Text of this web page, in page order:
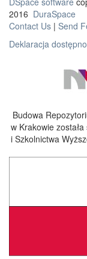
2016 DuraSpace
Contact Us | Send
Deklaracja
Budowa
w Krakowie
i Szkolnictwa